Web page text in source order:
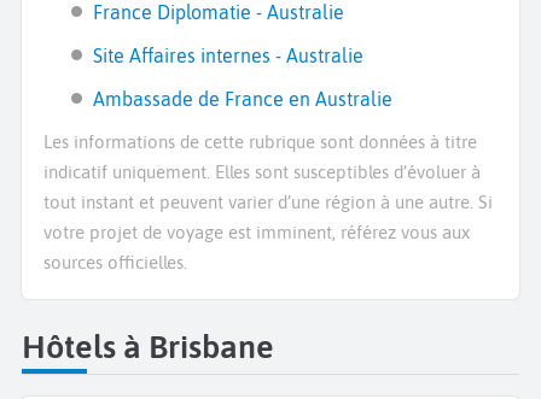
France Diplomatie - Australie
Site Affaires internes - Australie
Ambassade de France en Australie
Les informations de cette rubrique sont données à titre
indicatif uniquement. Elles sont susceptibles d’évoluer à
tout instant et peuvent varier d’une région à une autre. Si
votre projet de voyage est imminent, référez vous aux
sources officielles.
Hôtels à Brisbane